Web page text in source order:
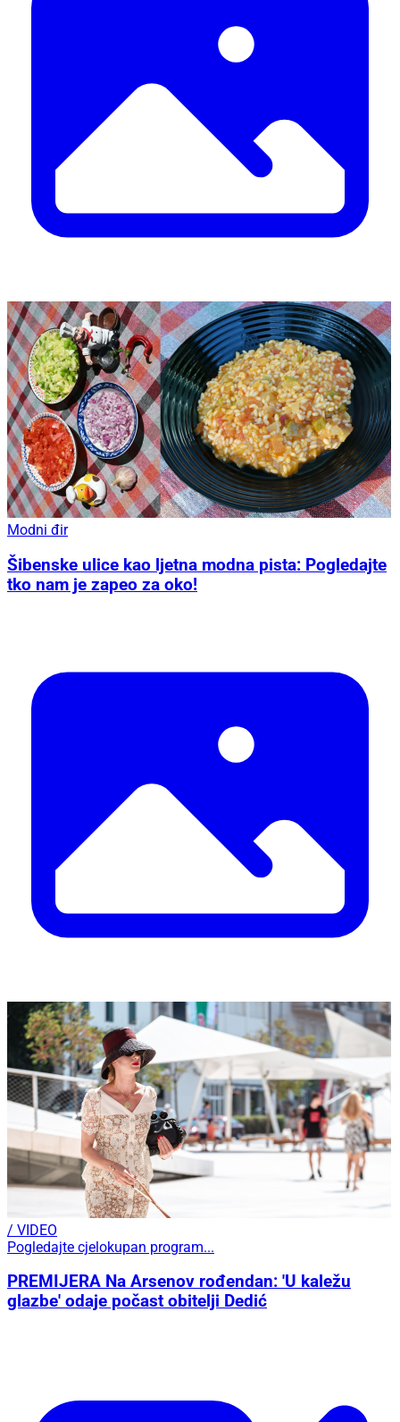
Modni đir
Šibenske ulice kao ljetna modna pista: Pogledajte
tko nam je zapeo za oko!
/ VIDEO
Pogledajte cjelokupan program...
PREMIJERA Na Arsenov rođendan: 'U kaležu
glazbe' odaje počast obitelji Dedić